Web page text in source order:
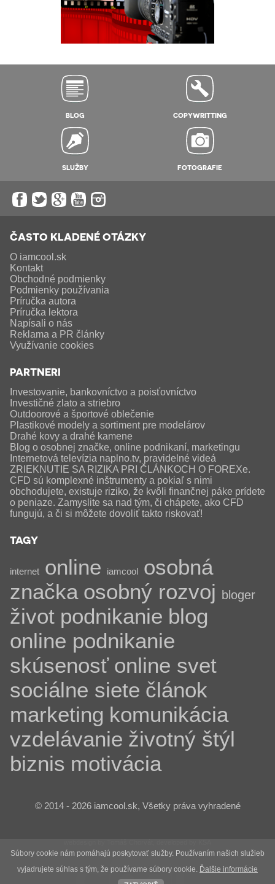
BLOG COPYWRITTING
SLUŽBY FOTOGRAFIE
ČASTO KLADENÉ OTÁZKY
O iamcool.sk
Kontakt
Obchodné podmienky
Podmienky používania
Príručka autora
Príručka lektora
Napísali o nás
Reklama a PR články
Využívanie cookies
PARTNERI
Investovanie, bankovníctvo a poisťovníctvo
Investičné zlato a striebro
Outdoorové a športové oblečenie
Plastikové modely a sortiment pre modelárov
Drahé kovy a drahé kamene
Blog o osobnej značke, online podnikaní, marketingu
Internetová televízia naplno.tv, pravidelné videá
ZRIEKNUTIE SA RIZIKA PRI ČLÁNKOCH O FOREXe.
CFD sú komplexné inštrumenty a pokiaľ s nimi
obchodujete, existuje riziko, že kvôli finančnej páke prídete
o peniaze. Zamyslite sa nad tým, či chápete, ako CFD
fungujú, a či si môžete dovoliť takto riskovať!
TAGY
internet online iamcool
osobná
značka osobný rozvoj bloger
život podnikanie blog
online podnikanie
skúsenosť online svet
sociálne siete článok
marketing komunikácia
vzdelávanie životný štýl
biznis motivácia
© 2014 - 2026 iamcool.sk, Všetky práva vyhradené
Súbory cookie nám pomáhajú poskytovať služby. Používaním našich služieb
vyjadrujete súhlas s tým, že používame súbory cookie. Ďalšie informácie